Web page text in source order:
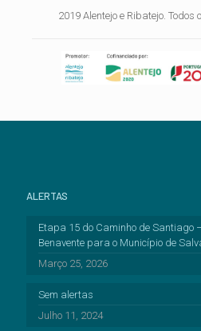
ALERTAS
Etapa 15 do Caminho de Santiago
Benavente para o Município de
Março 25, 2026
Sem alertas
Julho 11, 2024
2019 Alentejo e Ribatejo. Todos